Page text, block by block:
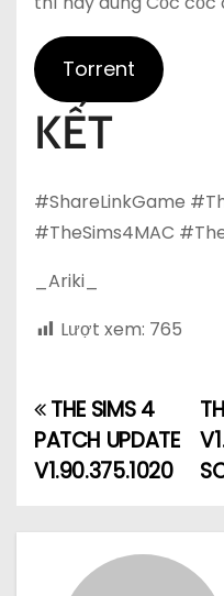
Torrent
KẾT
#ShareLinkGame
#TheSims4MAC
_Ariki_
Lượt xem: 765
Đ
i
THE SIMS 4
PATCH UPDATE
V1.90.375.1020